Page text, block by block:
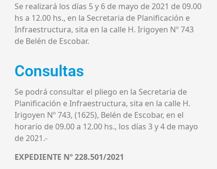
Se realizará los días 5 y 6 de mayo de 2021 de 09.00
hs a 12.00 hs., en la Secretaria de Planificación e
Infraestructura, sita en la calle H. Irigoyen Nº 743
de Belén de Escobar.
Consultas
Se podrá consultar el pliego en la Secretaria de
Planificación e Infraestructura, sita en la calle H.
Irigoyen Nº 743, (1625), Belén de Escobar, en el
horario de 09.00 a 12.00 hs., los días 3 y 4 de mayo
de 2021.-
EXPEDIENTE Nº 228.501/2021